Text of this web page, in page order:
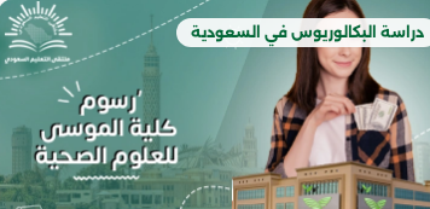
دراسة البكالوريوس في السعودية